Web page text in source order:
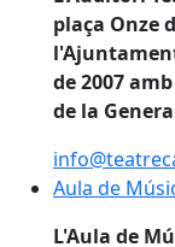
plaça Onze
de 2007
de la
Aula de
Aula de
L'Aula de